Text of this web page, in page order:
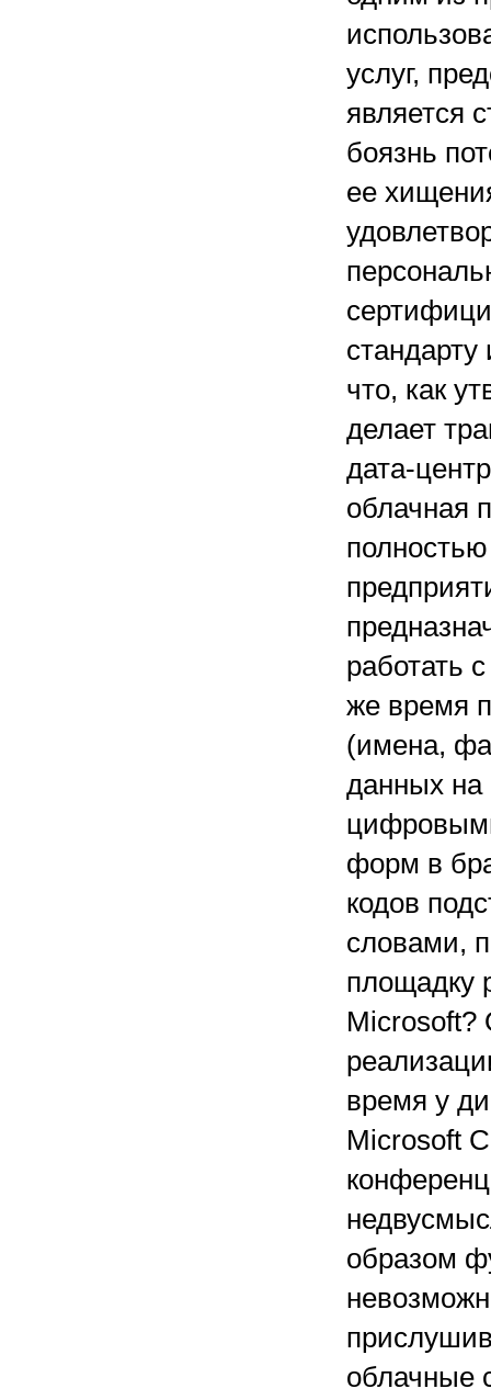
услуг,
является
боязнь
ее
что, как
делает
дата-
облачная
работать
же время
(имена,
данных на
форм в
кодов
словами,
площадку
Microsoft?
время у
Microsoft
образом
облачные